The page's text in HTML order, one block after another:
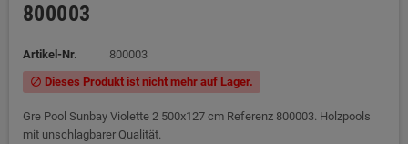
800003
Artikel-Nr. 800003
block Dieses Produkt ist nicht mehr auf Lager.
Gre Pool Sunbay Violette 2 500x127 cm Referenz 800003. Holzpools
mit unschlagbarer Qualität.